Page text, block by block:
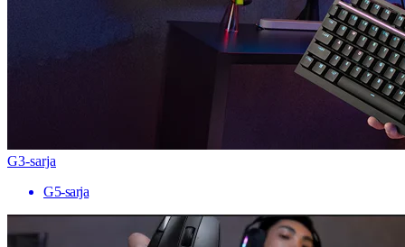
G3-sarja
G5-sarja